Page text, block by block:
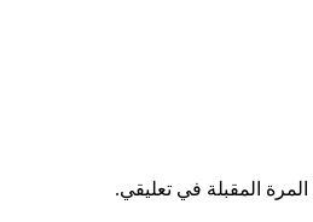
المقبلة في تعليقي.